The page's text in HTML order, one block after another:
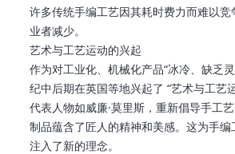
许多传统手编工艺因其耗时费力而难以竞
业者减少。
艺术与工艺运动的兴起
作为对工业化、机械化产品“冰冷、缺乏
纪中后期在英国等地兴起了 “艺术与工艺运
代表人物如威廉·莫里斯，重新倡导手工
制品蕴含了匠人的精神和美感。这为手
注入了新的理念。